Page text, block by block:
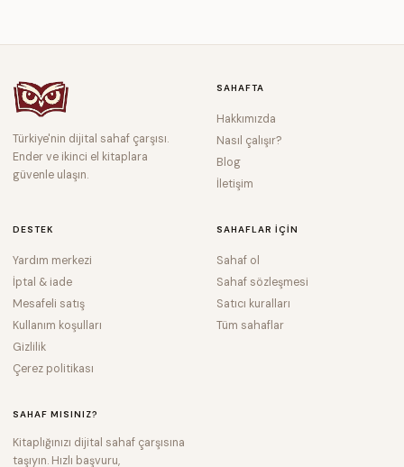
Türkiye'nin dijital sahaf çarşısı.
Ender ve ikinci el kitaplara
güvenle ulaşın.
SAHAFTA
Hakkımızda
Nasıl çalışır?
Blog
İletişim
DESTEK
Yardım merkezi
İptal & iade
Mesafeli satış
Kullanım koşulları
Gizlilik
Çerez politikası
SAHAFLAR IÇIN
Sahaf ol
Sahaf sözleşmesi
Satıcı kuralları
Tüm sahaflar
SAHAF MISINIZ?
Kitaplığınızı dijital sahaf çarşısına
taşıyın. Hızlı başvuru,